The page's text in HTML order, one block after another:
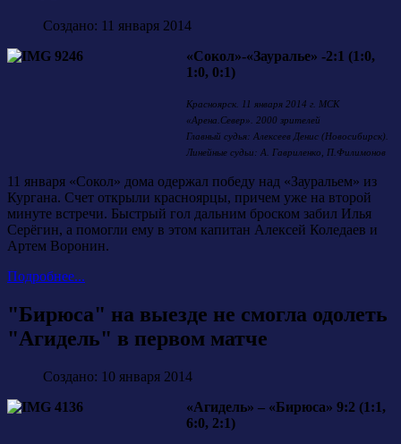
Создано: 11 января 2014
«Сокол»-«Зауралье» -2:1 (1:0,
1:0, 0:1)
Красноярск. 11 января 2014 г. МСК
«Арена.Север». 2000 зрителей
Главный судья: Алексеев Денис (Новосибирск).
Линейные судьи: А. Гавриленко, П.Филимонов
11 января «Сокол» дома одержал победу над «Зауральем» из
Кургана. Счет открыли красноярцы, причем уже на второй
минуте встречи. Быстрый гол дальним броском забил Илья
Серёгин, а помогли ему в этом капитан Алексей Коледаев и
Артем Воронин.
Подробнее...
"Бирюса" на выезде не смогла одолеть
"Агидель" в первом матче
Создано: 10 января 2014
«Агидель» – «Бирюса» 9:2 (1:1,
6:0, 2:1)